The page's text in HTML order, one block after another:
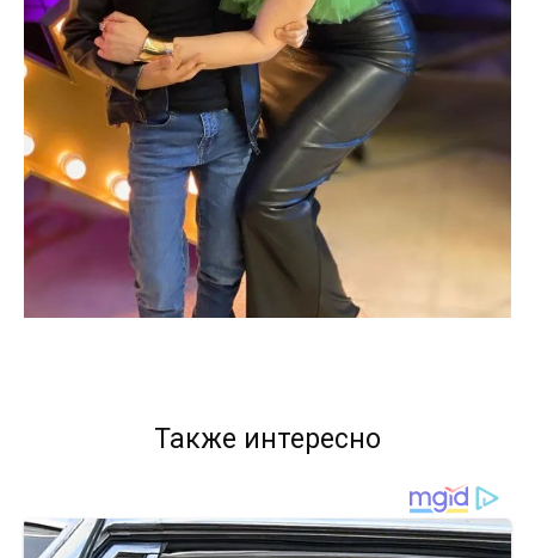
Также интересно